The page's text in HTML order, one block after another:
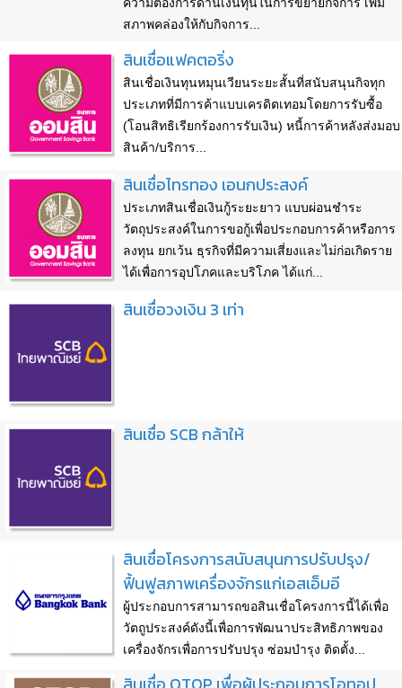
สภาพคล่องให้กับกิจการ...
สินเชื่อแฟคตอริ่ง
สินเชื่อเงินทุนหมุนเวียนระยะสั้นที่สนับสนุนกิจทุก
ประเภทที่มีการค้าแบบเครดิตเทอมโดยการรับซื้อ
(โอนสิทธิเรียกร้องการรับเงิน) หนี้การค้าหลังส่งมอบ
สินค้า/บริการ...
สินเชื่อไทรทอง เอนกประสงค์
ประเภทสินเชื่อเงินกู้ระยะยาว แบบผ่อนชำระ
วัตถุประสงค์ในการขอกู้เพื่อประกอบการค้าหรือการ
ลงทุน ยกเว้น ธุรกิจที่มีความเสี่ยงและไม่ก่อเกิดราย
ได้เพื่อการอุปโภคและบริโภค ได้แก่...
สินเชื่อวงเงิน 3 เท่า
สินเชื่อ SCB กล้าให้
สินเชื่อโครงการสนับสนุนการปรับปรุง/
ฟื้นฟูสภาพเครื่องจักรแก่เอสเอ็มอี
ผู้ประกอบการสามารถขอสินเชื่อโครงการนี้ได้เพื่อ
วัตถูประสงค์ดังนี้เพื่อการพัฒนาประสิทธิภาพของ
เครื่องจักรเพื่อการปรับปรุง ซ่อมบำรุง ติดตั้ง...